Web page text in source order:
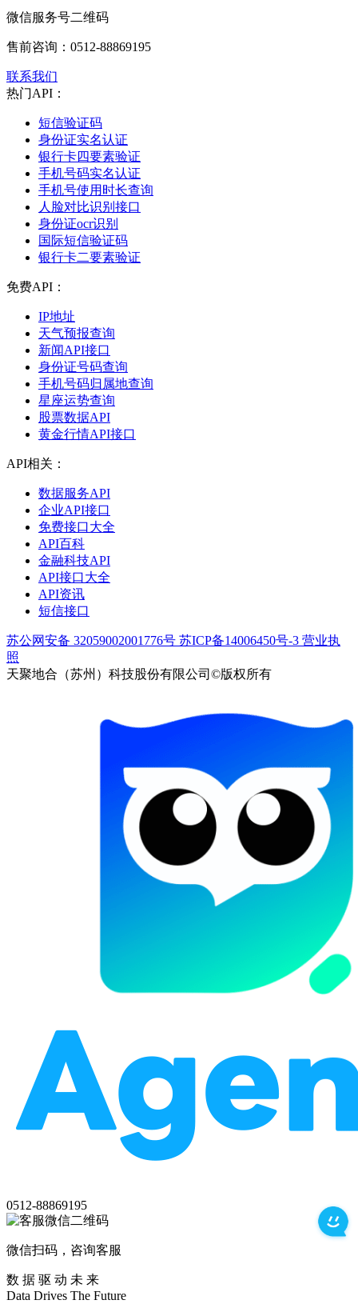
微信服务号二维码
售前咨询： 0512-88869195
联系我们
热门API：
短信验证码
身份证实名认证
银行卡四要素验证
手机号码实名认证
手机号使用时长查询
人脸对比识别接口
身份证ocr识别
国际短信验证码
银行卡二要素验证
免费API：
IP地址
天气预报查询
新闻API接口
身份证号码查询
手机号码归属地查询
星座运势查询
股票数据API
黄金行情API接口
API相关：
数据服务API
企业API接口
免费接口大全
API百科
金融科技API
API接口大全
API资讯
短信接口
苏公网安备 32059002001776号 苏ICP备14006450号-3 营业执
照
天聚地合（苏州）科技股份有限公司©版权所有
0512-88869195
微信扫码，咨询客服
数 据 驱 动 未 来
Data Drives The Future